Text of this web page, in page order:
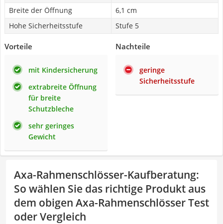
Breite der Öffnung
6,1 cm
Hohe Sicherheitsstufe
Stufe 5
Vorteile
mit Kindersicherung
extrabreite Öffnung
für breite
Schutzbleche
sehr geringes
Gewicht
Nachteile
geringe
Sicherheitsstufe
Axa-Rahmenschlösser-Kaufberatung:
So wählen Sie das richtige Produkt aus
dem obigen Axa-Rahmenschlösser Test
oder Vergleich